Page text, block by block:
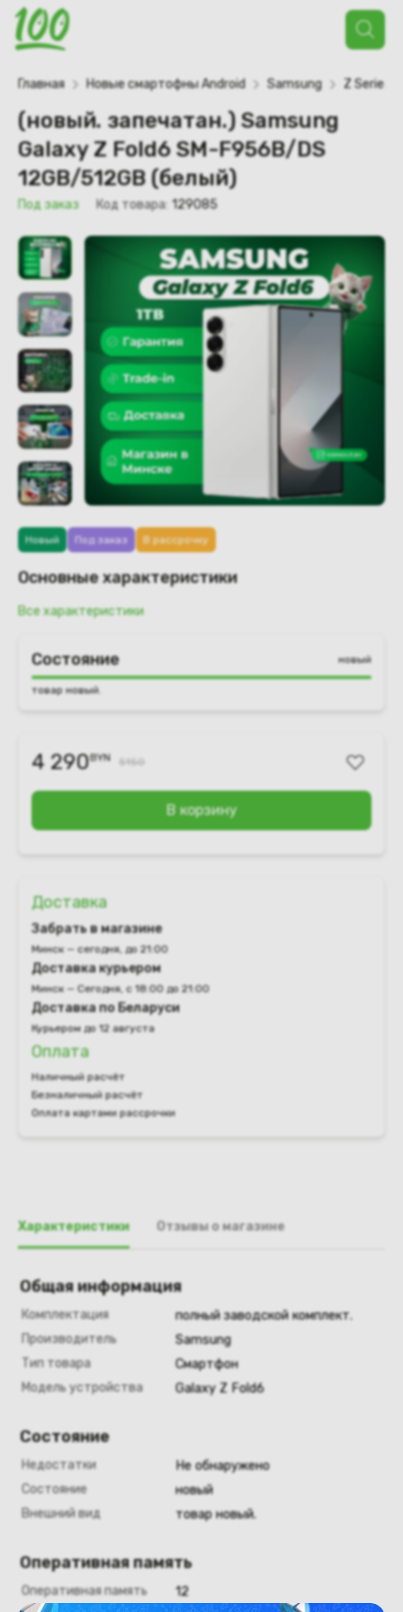
Поиск
товаров
Главная Новые смартофны Android Samsung Z Series
(новый. запечатан.) Samsung
Galaxy Z Fold6 SM-F956B/DS
12GB/512GB (белый)
Под заказ Код товара: 129085
Новый Под заказ В рассрочку
Основные характеристики
Все характеристики
Состояние новый
товар новый.
4 290BYN 5150
В корзину
Доставка
Забрать в магазине
Минск — сегодня, до 21:00
Доставка курьером
Минск — Сегодня, с 18:00 до 21:00
Доставка по Беларуси
Курьером до 12 августа
Оплата
Наличный расчёт
Безналичный расчёт
Оплата картами рассрочки
Характеристики Отзывы о магазине
Общая информация
Комплектация
полный заводской комплект.
Производитель
Samsung
Тип товара
Смартфон
Модель устройства
Galaxy Z Fold6
Состояние
Недостатки
Не обнаружено
Состояние
новый
Внешний вид
товар новый.
Оперативная память
Оперативная память 12